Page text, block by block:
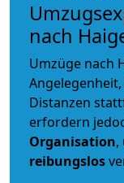
nach
Umzüge nach
Distanzen
erfordern
Organisation,
reibungslos